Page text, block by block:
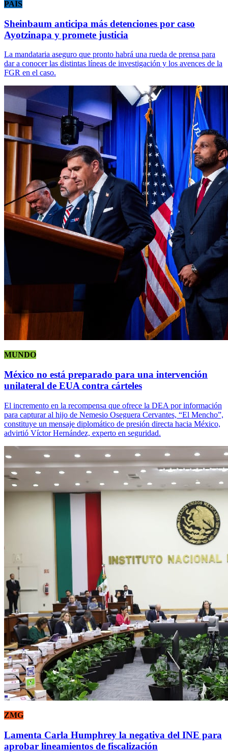
PAÍS
Sheinbaum anticipa más detenciones por caso
Ayotzinapa y promete justicia
La mandataria aseguro que pronto habrá una rueda de prensa para
dar a conocer las distintas líneas de investigación y los avences de la
FGR en el caso.
MUNDO
México no está preparado para una intervención
unilateral de EUA contra cárteles
El incremento en la recompensa que ofrece la DEA por información
para capturar al hijo de Nemesio Oseguera Cervantes, “El Mencho”,
constituye un mensaje diplomático de presión directa hacia México,
advirtió Víctor Hernández, experto en seguridad.
ZMG
Lamenta Carla Humphrey la negativa del INE para
aprobar lineamientos de fiscalización